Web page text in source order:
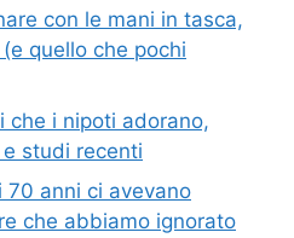
con le mani in tasca,
quello che pochi
che i nipoti adorano,
studi recenti
anni ci avevano
che abbiamo ignorato